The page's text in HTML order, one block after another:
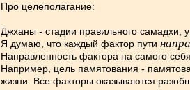
Про целеполагание:
Джханы - стадии правильного самадхи,
Я думаю, что каждый фактор пути
Направленность фактора на самого
Например, цель памятования -
жизни. Все факторы оказываются